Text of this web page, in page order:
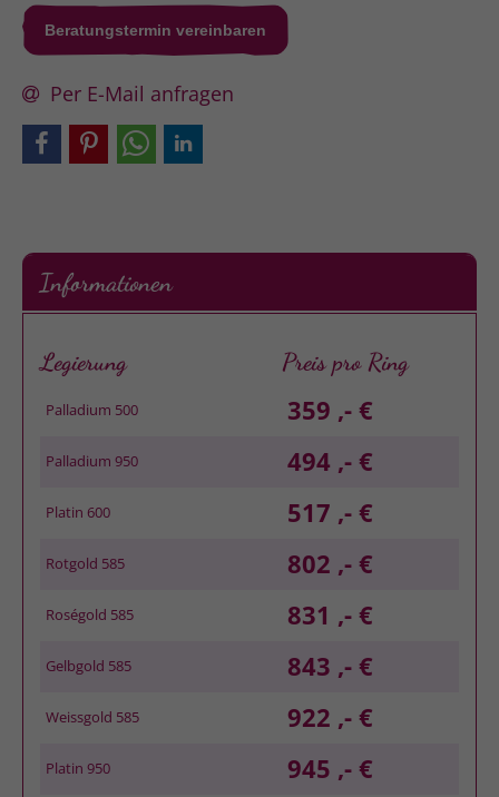
Beratungstermin vereinbaren
Per E-Mail anfragen
Informationen
Legierung Preis pro Ring
Palladium 500 359 ,- €
Palladium 950 494 ,- €
Platin 600 517 ,- €
Rotgold 585 802 ,- €
Roségold 585 831 ,- €
Gelbgold 585 843 ,- €
Weissgold 585 922 ,- €
Platin 950 945 ,- €